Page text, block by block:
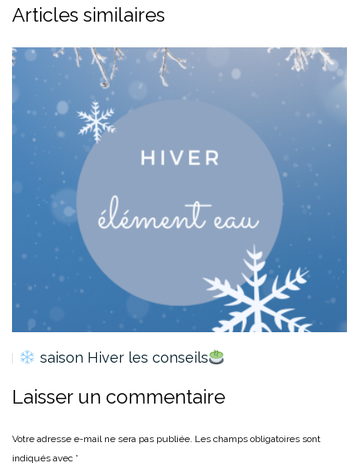
Articles similaires
saison Hiver les conseils
Laisser un commentaire
Votre adresse e-mail ne sera pas publiée. Les champs obligatoires sont
indiqués avec *